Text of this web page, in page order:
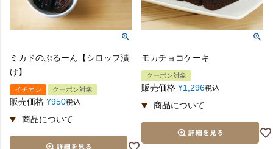
ミカドのぷるーん【シロップ漬
け】
イチオシ クーポン対象
販売価格 ¥950税込
モカチョコケーキ
クーポン対象
販売価格 ¥1,296税込